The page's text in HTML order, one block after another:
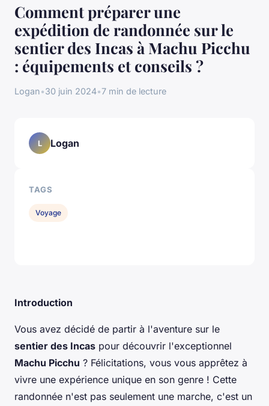
Comment préparer une
expédition de randonnée sur le
sentier des Incas à Machu Picchu
: équipements et conseils ?
Logan•30 juin 2024•7 min de lecture
Introduction
Vous avez décidé de partir à l'aventure sur le
sentier des Incas pour découvrir l'exceptionnel
Machu Picchu ? Félicitations, vous vous apprêtez à
vivre une expérience unique en son genre ! Cette
randonnée n'est pas seulement une marche, c'est un
L Logan
TAGS
Voyage